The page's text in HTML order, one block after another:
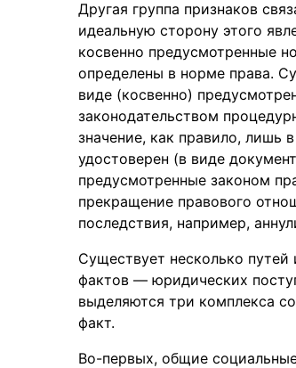
Другая группа признаков
идеальную сторону этого
косвенно предусмотренные
определены в норме права.
виде (косвенно)
законодательством
значение, как правило, лишь
удостоверен (в виде
предусмотренные законом
прекращение правового
последствия, например,
Существует несколько
фактов — юридических
выделяются три комплекса
факт.
Во-первых, общие